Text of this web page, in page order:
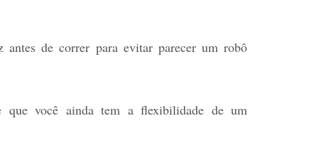
antes de correr para evitar parecer um robô
que você ainda tem a flexibilidade de um